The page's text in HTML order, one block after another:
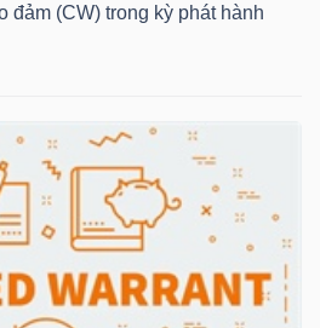
đảm (CW) trong kỳ phát hành